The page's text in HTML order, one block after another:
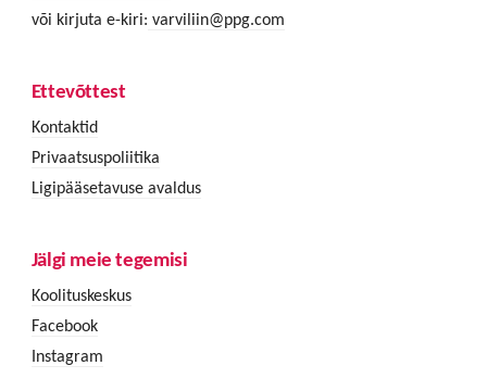
või kirjuta e-kiri: varviliin@ppg.com
Ettevõttest
Kontaktid
Privaatsuspoliitika
Ligipääsetavuse avaldus
Jälgi meie tegemisi
Koolituskeskus
Facebook
Instagram